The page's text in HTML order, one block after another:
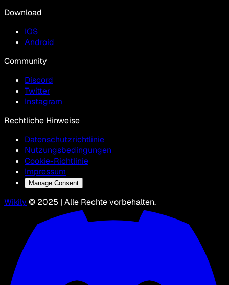
Download
IOS
Android
Community
Discord
Twitter
Instagram
Rechtliche Hinweise
Datenschutzrichtlinie
Nutzungsbedingungen
Cookie-Richtlinie
Impressum
Manage Consent
Wikily © 2025 | Alle Rechte vorbehalten.